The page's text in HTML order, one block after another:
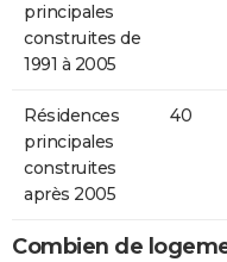
principales
construites de
1991 à 2005
Résidences
principales
construites
après 2005
40
Combien de